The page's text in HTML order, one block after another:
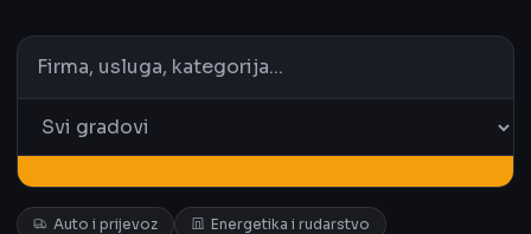
Auto i prijevoz
Energetika i rudarstvo